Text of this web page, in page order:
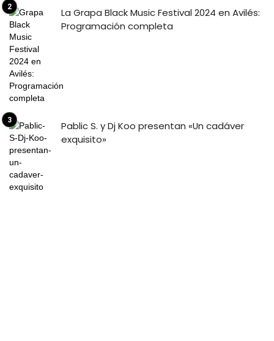
La Grapa Black Music Festival 2024 en Avilés:
Programación completa
Pablic S. y Dj Koo presentan «Un cadáver
exquisito»